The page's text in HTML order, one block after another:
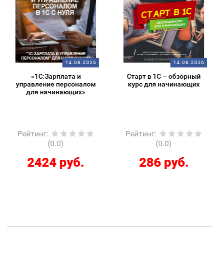
14.08.2026
«1С:Зарплата и
управление персоналом
для начинающих»
Рейтинг:
(0.0)
2424 руб.
14.08.2026
Старт в 1С – обзорный
курс для начинающих
Рейтинг:
(0.0)
286 руб.